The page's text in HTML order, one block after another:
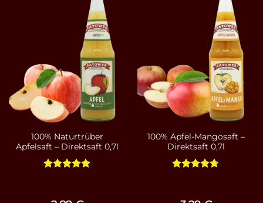
100% Naturtrüber
Apfelsaft – Direktsaft 0,7l
100% Apfel-Mangosaft –
Direktsaft 0,7l